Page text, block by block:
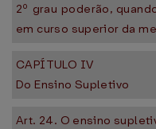
2º grau poderão,
em curso superior da
CAPÍTULO IV
Do Ensino Supletivo
Art. 24. O ensino